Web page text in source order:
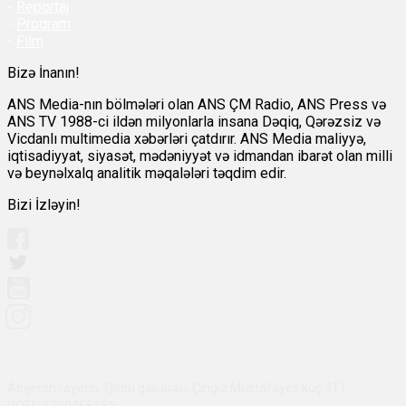
Bizə İnanın!
ANS Media-nın bölmələri olan ANS ÇM Radio, ANS Press və
ANS TV 1988-ci ildən milyonlarla insana Dəqiq, Qərəzsiz və
Vicdanlı multimedia xəbərləri çatdırır. ANS Media maliyyə,
iqtisadiyyat, siyasət, mədəniyyət və idmandan ibarət olan milli
və beynəlxalq analitik məqalələri təqdim edir.
Bizi İzləyin!